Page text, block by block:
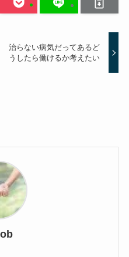
治らない病気だってあるど
うしたら働けるか考えたい